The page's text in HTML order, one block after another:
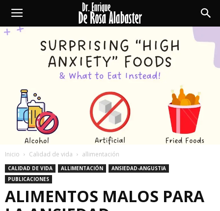
Enrique
Alabaster
Inicio Calidad de vida allimentación
CALIDAD DE VIDA ALLIMENTACIÓN
ANSIEDAD-ANGUSTIA
PUBLICACIONES
ALIMENTOS MALOS PARA